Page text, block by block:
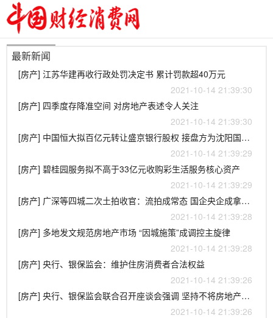
最新新闻
[房产] 江苏华建再收行政处罚决定书 累计罚款超40万元
2021-10-14 21:39:30
[房产] 四季度存降准空间 对房地产表述令人关注
2021-10-14 21:39:30
[房产] 中国恒大拟百亿元转让盛京银行股权 接盘方为沈阳国资企业
2021-10-14 21:39:29
[房产] 碧桂园服务拟不高于33亿元收购彩生活服务核心资产
2021-10-14 21:39:29
[房产] 广深等四城二次土拍收官：流拍成常态 国企央企成拿地主力
2021-10-14 21:39:28
[房产] 多地发文规范房地产市场 “因城施策”成调控主旋律
2021-10-14 21:39:28
[房产] 央行、银保监会：维护住房消费者合法权益
2021-10-14 21:39:26
[房产] 央行、银保监会联合召开座谈会强调 坚持不将房地产作为短期刺激经济的手段
2021-10-14 21:39:26